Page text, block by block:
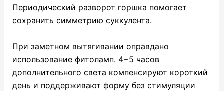
Периодический разворот горшка помогает
сохранить симметрию суккулента.
При заметном вытягивании оправдано
использование фитоламп. 4−5 часов
дополнительного света компенсируют короткий
день и поддерживают форму без стимуляции